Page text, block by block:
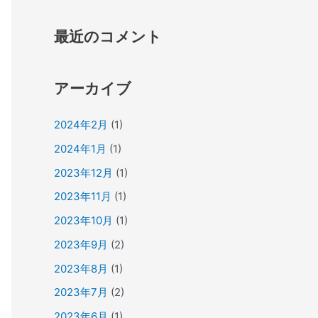
最近のコメント
アーカイブ
2024年2月 (1)
2024年1月 (1)
2023年12月 (1)
2023年11月 (1)
2023年10月 (1)
2023年9月 (2)
2023年8月 (1)
2023年7月 (2)